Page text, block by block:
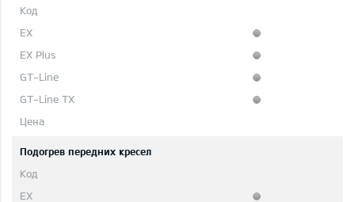
Подогрев передних кресел